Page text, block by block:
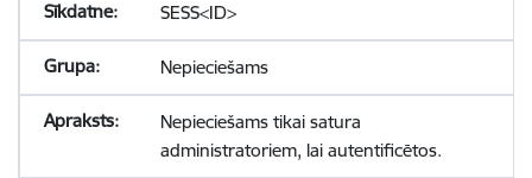
SESS<ID>
Nepieciešams
Nepieciešams tikai satura
administratoriem, lai autentificētos.